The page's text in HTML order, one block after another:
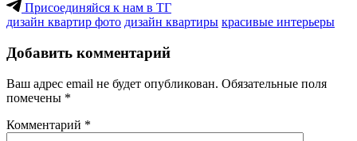
Присоединяйся к нам в ТГ
дизайн квартир фото дизайн квартиры красивые интерьеры
Добавить комментарий
Ваш адрес email не будет опубликован. Обязательные поля
помечены *
Комментарий *